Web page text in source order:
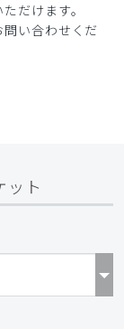
だけます。
い合わせくだ
ット